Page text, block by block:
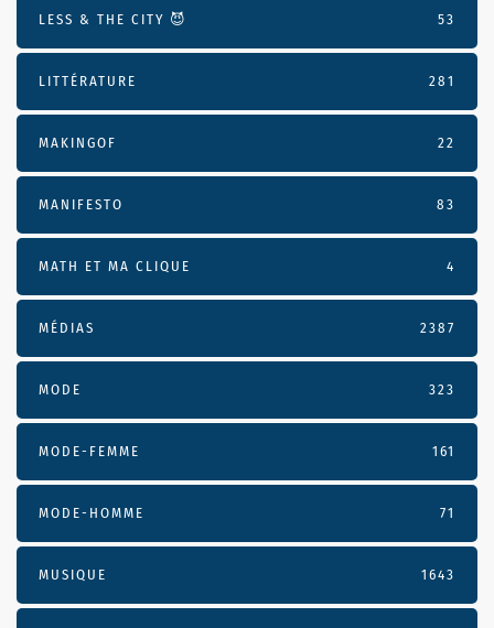
LESS & THE CITY 😈 53
LITTÉRATURE 281
MAKINGOF 22
MANIFESTO 83
MATH ET MA CLIQUE 4
MÉDIAS 2387
MODE 323
MODE-FEMME 161
MODE-HOMME 71
MUSIQUE 1643